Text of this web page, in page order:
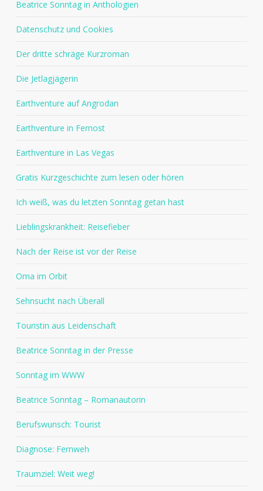
Beatrice Sonntag in Anthologien
Datenschutz und Cookies
Der dritte schräge Kurzroman
Die Jetlagjägerin
Earthventure auf Angrodan
Earthventure in Fernost
Earthventure in Las Vegas
Gratis Kurzgeschichte zum lesen oder hören
Ich weiß, was du letzten Sonntag getan hast
Lieblingskrankheit: Reisefieber
Nach der Reise ist vor der Reise
Oma im Orbit
Sehnsucht nach Überall
Touristin aus Leidenschaft
Beatrice Sonntag in der Presse
Sonntag im WWW
Beatrice Sonntag – Romanautorin
Berufswunsch: Tourist
Diagnose: Fernweh
Traumziel: Weit weg!